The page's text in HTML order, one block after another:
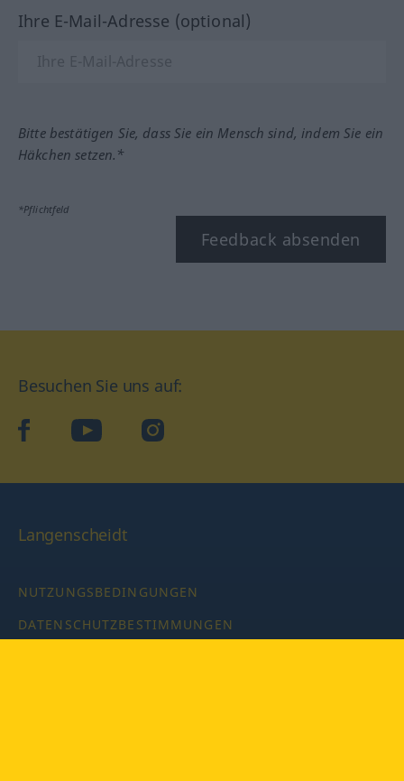
Ihre E-Mail-Adresse (optional)
Bitte bestätigen Sie, dass Sie ein Mensch sind, indem Sie ein
Häkchen setzen.*
*Pflichtfeld
Feedback absenden
Besuchen Sie uns auf:
facebookYouTube Instagram
Langenscheidt
NUTZUNGSBEDINGUNGEN
DATENSCHUTZBESTIMMUNGEN